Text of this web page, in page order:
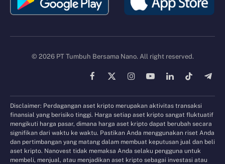
© 2026 PT Tumbuh Bersama Nano. All right reserved.
Facebook
X
InstagramYouTubeLinkedInTikTok
Disclaimer: Perdagangan aset kripto merupakan aktivitas transaksi
finansial yang berisiko tinggi. Harga setiap aset kripto sangat fluktuatif
mengikuti harga pasar, dimana harga aset kripto dapat berubah secara
signifikan dari waktu ke waktu. Pastikan Anda menggunakan riset Anda
dan pertimbangan yang matang dalam membuat keputusan jual dan beli
aset kripto. Nanovest tidak memaksa Anda selaku pengguna untuk
membeli, menjual, atau menjadikan aset kripto sebagai investasi atau